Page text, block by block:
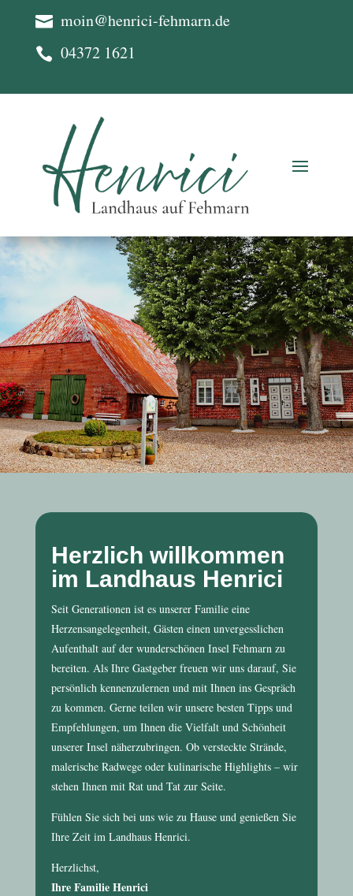
 moin@henrici-fehmarn.de
 04372 1621
Herzlich willkommen
im Landhaus Henrici
Seit Generationen ist es unserer Familie eine
Herzensangelegenheit, Gästen einen unvergesslichen
Aufenthalt auf der wunderschönen Insel Fehmarn zu
bereiten. Als Ihre Gastgeber freuen wir uns darauf, Sie
persönlich kennenzulernen und mit Ihnen ins Gespräch
zu kommen. Gerne teilen wir unsere besten Tipps und
Empfehlungen, um Ihnen die Vielfalt und Schönheit
unserer Insel näherzubringen. Ob versteckte Strände,
malerische Radwege oder kulinarische Highlights – wir
stehen Ihnen mit Rat und Tat zur Seite.
Fühlen Sie sich bei uns wie zu Hause und genießen Sie
Ihre Zeit im Landhaus Henrici.
Herzlichst,
Ihre Familie Henrici